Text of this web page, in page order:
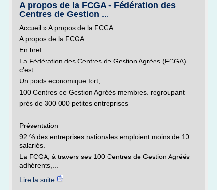
A propos de la FCGA - Fédération des
Centres de Gestion ...
Accueil » A propos de la FCGA
A propos de la FCGA
En bref...
La Fédération des Centres de Gestion Agréés (FCGA)
c'est :
Un poids économique fort,
100 Centres de Gestion Agréés membres, regroupant
près de 300 000 petites entreprises
Présentation
92 % des entreprises nationales emploient moins de 10
salariés.
La FCGA, à travers ses 100 Centres de Gestion Agréés
adhérents,...
Lire la suite